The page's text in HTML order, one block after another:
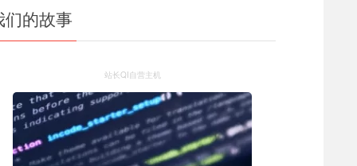
们的故事
站长QI自营主机